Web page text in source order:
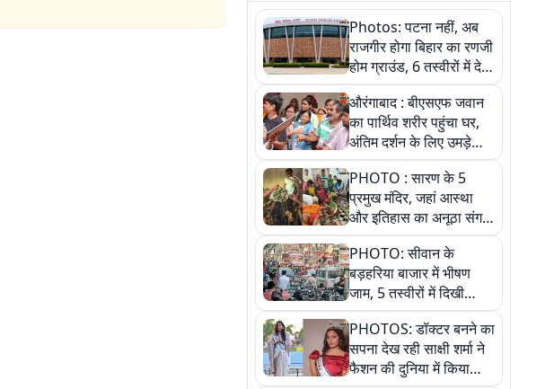
Photos: पटना नहीं, अब
राजगीर होगा बिहार का रणजी
होम ग्राउंड, 6 तस्वीरों में देखें
नए स्टेडियम की पूरी कहानी
औरंगाबाद : बीएसएफ जवान
का पार्थिव शरीर पहुंचा घर,
अंतिम दर्शन के लिए उमड़े
लोग
PHOTO : सारण के 5
प्रमुख मंदिर, जहां आस्था
और इतिहास का अनूठा संगम,
तस्वीरों में जानिए
PHOTO: सीवान के
बड़हरिया बाजार में भीषण
जाम, 5 तस्वीरों में दिखी
अव्यवस्था
PHOTOS: डॉक्टर बनने का
सपना देख रही साक्षी शर्मा ने
फैशन की दुनिया में किया